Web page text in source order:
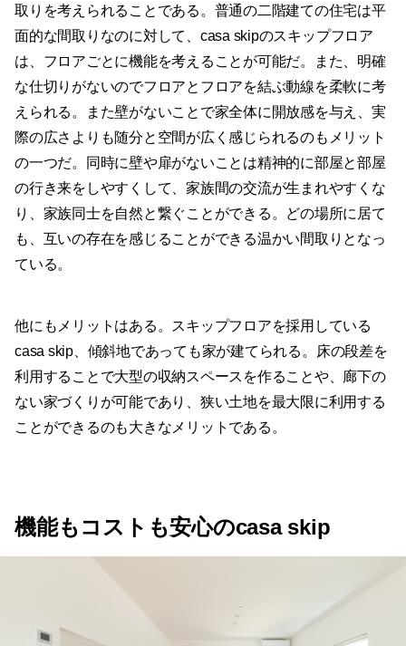
取りを考えられることである。普通の二階建ての住宅は平
面的な間取りなのに対して、casa skipのスキップフロア
は、フロアごとに機能を考えることが可能だ。また、明確
な仕切りがないのでフロアとフロアを結ぶ動線を柔軟に考
えられる。また壁がないことで家全体に開放感を与え、実
際の広さよりも随分と空間が広く感じられるのもメリット
の一つだ。同時に壁や扉がないことは精神的に部屋と部屋
の行き来をしやすくして、家族間の交流が生まれやすくな
り、家族同士を自然と繋ぐことができる。どの場所に居て
も、互いの存在を感じることができる温かい間取りとなっ
ている。
他にもメリットはある。スキップフロアを採用している
casa skip、傾斜地であっても家が建てられる。床の段差を
利用することで大型の収納スペースを作ることや、廊下の
ない家づくりが可能であり、狭い土地を最大限に利用する
ことができるのも大きなメリットである。
機能もコストも安心のcasa skip